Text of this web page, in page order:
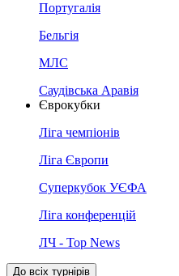
Португалія
Бельгія
МЛС
Саудівська Аравія
Єврокубки
Ліга чемпіонів
Ліга Європи
Суперкубок УЄФА
Ліга конференцій
ЛЧ - Top News
До всіх турнірів